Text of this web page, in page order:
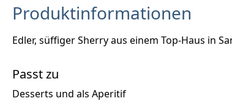
Produktinformationen
Edler, süffiger Sherry aus einem Top-Haus in
Passt zu
Desserts und als Aperitif